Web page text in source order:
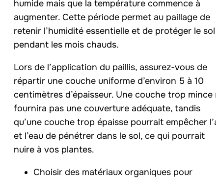
humide mais que la température commence à
augmenter. Cette période permet au paillage de
retenir l’humidité essentielle et de protéger le sol
pendant les mois chauds.
Lors de l’application du paillis, assurez-vous de
répartir une couche uniforme d’environ 5 à 10
centimètres d’épaisseur. Une couche trop mince
fournira pas une couverture adéquate, tandis
qu’une couche trop épaisse pourrait empêcher
et l’eau de pénétrer dans le sol, ce qui pourrait
nuire à vos plantes.
Choisir des matériaux organiques pour